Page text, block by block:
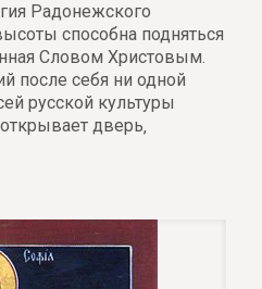
Радонежского
способна подняться
Словом Христовым.
после себя ни одной
русской культуры
дверь‚